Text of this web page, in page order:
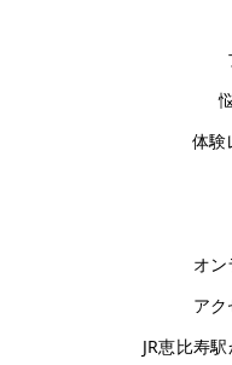
体験
オ
ア
JR恵比寿